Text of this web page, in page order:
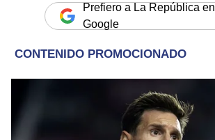
Prefiero a La República en
Google